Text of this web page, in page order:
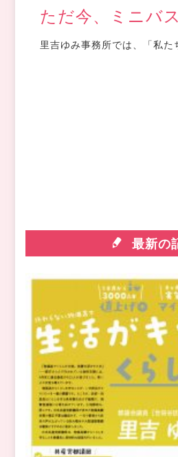
ただ今、ミニバ
里吉ゆみ事務所では、「私
最新の